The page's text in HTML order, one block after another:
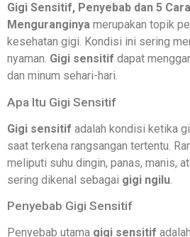
Gigi Sensitif, Penyebab dan 5
Menguranginya merupakan topik
kesehatan gigi. Kondisi ini sering
nyaman. Gigi sensitif dapat
dan minum sehari-hari.
Apa Itu Gigi Sensitif
Gigi sensitif adalah kondisi ketika
saat terkena rangsangan tertentu.
meliputi suhu dingin, panas, manis,
sering dikenal sebagai gigi ngilu
Penyebab Gigi Sensitif
Penyebab utama gigi sensitif